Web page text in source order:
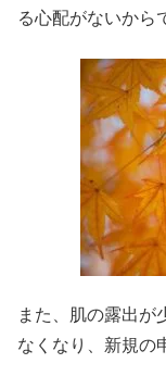
る心配がないから
また、肌の露出が
なくなり、新規の